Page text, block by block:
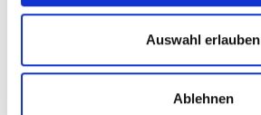
Auswahl erlauben
Ablehnen